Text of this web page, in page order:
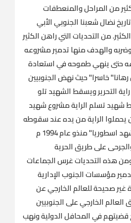
فيها كثير من المراحل والمنعطفات
نضال شعبنا الجنوبي الأبي
من التحديات التي راهن الكثير
والهدف منها تدمير مشروعه
حتى ينهي طموحه في استعادة
خاسرا" حيث نهض الجنوبيين
التحرير ويسقط الشهيد تلو
شهيد تسلم الراية مشروع شهيد
يحملوا الراية من يده عند سقوطه
شهيدا" وكان هذا المشهد اسطوريا" منذو عام 1994 م
على طريق الحرية
ومن هذه التحديات غرس الجماعات
مؤسسات الجنوب الإدارية
غير صحيحة للعالم الخارجي عن
العالم الخارجي على الجنوبيين
في المحافل الدولية ونهب